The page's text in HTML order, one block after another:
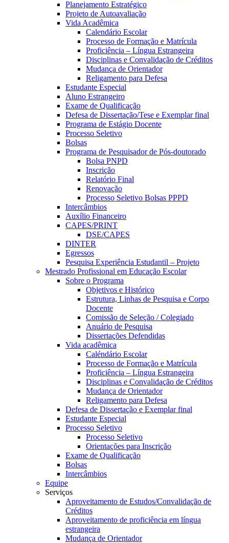
Planejamento Estratégico
Projeto de Autoavaliação
Vida Acadêmica
Calendário Escolar
Processo de Formação e Matrícula
Proficiência – Língua Estrangeira
Disciplinas e Convalidação de Créditos
Mudança de Orientador
Religamento para Defesa
Estudante Especial
Aluno Estrangeiro
Exame de Qualificação
Defesa de Dissertação/Tese e Exemplar final
Programa de Estágio Docente
Processo Seletivo
Bolsas
Programa de Pesquisador de Pós-doutorado
Bolsa PNPD
Inscrição
Relatório Final
Renovação
Processo Seletivo Bolsas PPPD
Intercâmbios
Auxílio Financeiro
CAPES/PRINT
DSE/CAPES
DINTER
Egressos
Pesquisa Experiência Estudantil – Projeto
Mestrado Profissional em Educação Escolar
Sobre o Programa
Objetivos e Histórico
Estrutura, Linhas de Pesquisa e Corpo
Docente
Comissão de Seleção / Colegiado
Anuário de Pesquisa
Dissertações Defendidas
Vida acadêmica
Caléndário Escolar
Processo de Formação e Matrícula
Proficiência – Língua Estrangeira
Disciplinas e Convalidação de Créditos
Mudança de Orientador
Religamento para Defesa
Defesa de Dissertação e Exemplar final
Estudante Especial
Processo Seletivo
Processo Seletivo
Orientações para Inscrição
Exame de Qualificação
Bolsas
Intercâmbios
Equipe
Serviços
Aproveitamento de Estudos/Convalidação de
Créditos
Aproveitamento de proficiência em língua
estrangeira
Mudança de Orientador